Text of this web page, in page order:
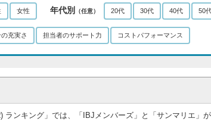
女性 年代別 （任意） 20代 30代 40代 50
充実さ 担当者のサポート力 コストパフォーマンス
ンキング」では、「IBJメンバーズ」と「サンマリエ」